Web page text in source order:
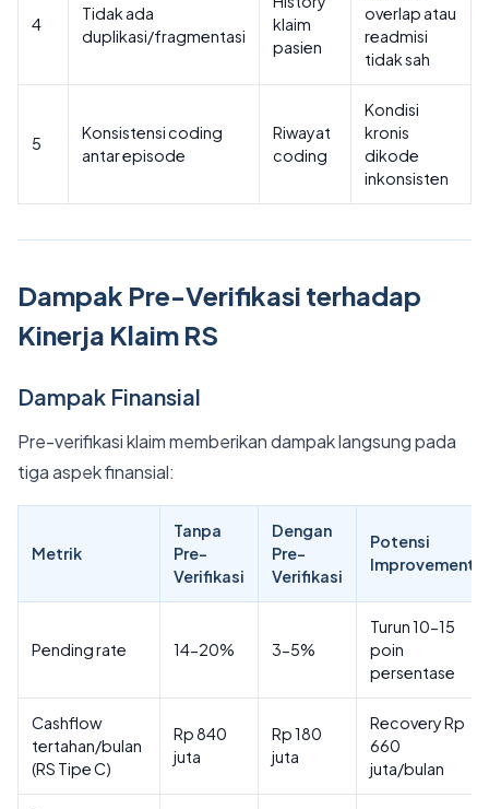
4
Tidak ada
duplikasi/fragmentasi
klaim
pasien
overlap atau
readmisi
tidak sah
5
Konsistensi coding
antar episode
Riwayat
coding
Kondisi
kronis
dikode
inkonsisten
Dampak Pre-Verifikasi terhadap
Kinerja Klaim RS
Dampak Finansial
Pre-verifikasi klaim memberikan dampak langsung pada
tiga aspek finansial:
Metrik
Tanpa
Pre-
Verifikasi
Dengan
Pre-
Verifikasi
Potensi
Improvement
Pending rate 14-20% 3-5%
Turun 10-15
poin
persentase
Cashflow
tertahan/bulan
(RS Tipe C)
Rp 840
juta
Rp 180
juta
Recovery Rp
660
juta/bulan